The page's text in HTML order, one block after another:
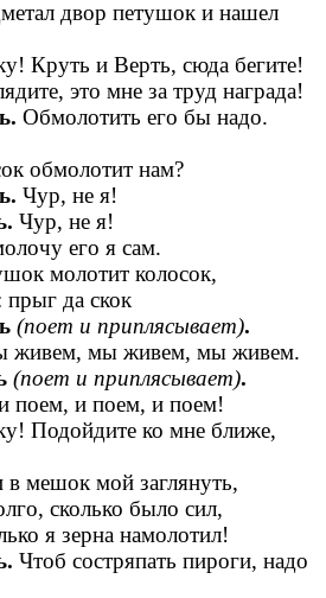
двор петушок и нашел
Круть и Верть, сюда бегите!
это мне за труд награда!
Обмолотить его бы надо.
обмолотит нам?
Чур, не я!
Чур, не я!
его я сам.
молотит колосок,
да скок
(поет и приплясывает).
живем, мы живем, мы живем.
(поет и приплясывает).
поем, и поем, и поем!
Подойдите ко мне ближе,
мой заглянуть,
сколько было сил,
я зерна намолотил!
Чтоб состряпать пироги, надо